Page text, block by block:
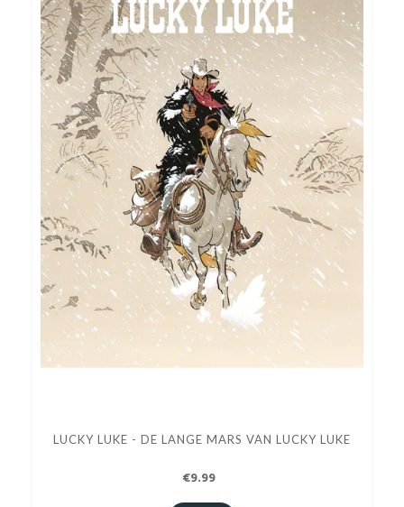
LUCKY LUKE - DE LANGE MARS VAN LUCKY LUKE
€9.99